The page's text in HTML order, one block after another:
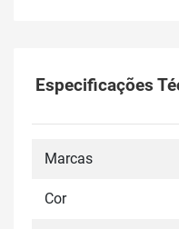
Especificações
Marcas
Cor